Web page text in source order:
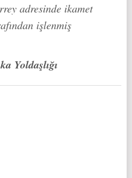
adresinde ikamet
işlenmiş
Yoldaşlığı